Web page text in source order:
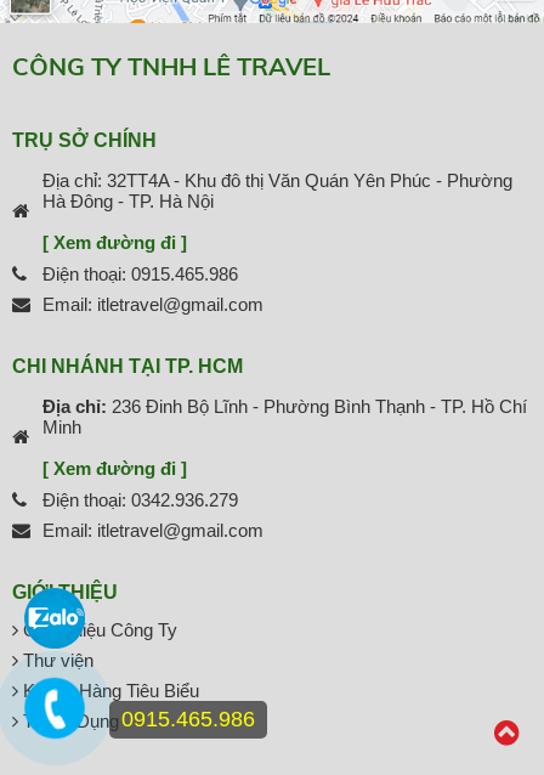
CÔNG TY TNHH LÊ TRAVEL
TRỤ SỞ CHÍNH
Địa chỉ: 32TT4A - Khu đô thị Văn Quán Yên Phúc - Phường
Hà Đông - TP. Hà Nội
[ Xem đường đi ]
Điện thoại: 0915.465.986
Email: itletravel@gmail.com
CHI NHÁNH TẠI TP. HCM
Địa chỉ: 236 Đinh Bộ Lĩnh - Phường Bình Thạnh - TP. Hồ Chí
Minh
[ Xem đường đi ]
Điện thoại: 0342.936.279
Email: itletravel@gmail.com
GIỚI THIỆU
Giới Thiệu Công Ty
Thư viện
Khách Hàng Tiêu Biểu
Tuyển Dụng0915.465.986